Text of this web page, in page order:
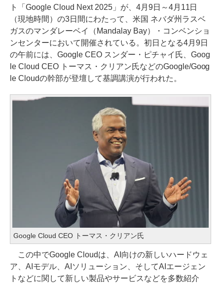
ト「Google Cloud Next 2025」が、4月9日～4月11日
（現地時間）の3日間にわたって、米国 ネバダ州ラスベ
ガスのマンダレーベイ（Mandalay Bay）・コンベンショ
ンセンターにおいて開催されている。初日となる4月9日
の午前には、Google CEO スンダー・ピチャイ氏、Goog
le Cloud CEO トーマス・クリアン氏などのGoogle/Goog
le Cloudの幹部が登壇して基調講演が行われた。
Google Cloud CEO トーマス・クリアン氏
この中でGoogle Cloudは、AI向けの新しいハードウェ
ア、AIモデル、AIソリューション、そしてAIエージェン
トなどに関して新しい製品やサービスなどを多数紹介